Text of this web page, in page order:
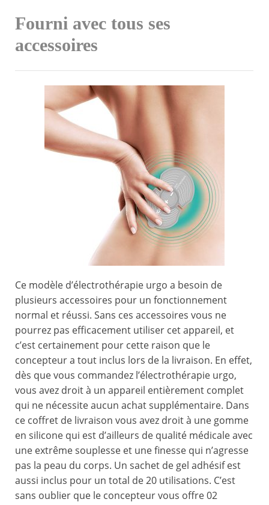
Fourni avec tous ses
accessoires
Ce modèle d’électrothérapie urgo a besoin de
plusieurs accessoires pour un fonctionnement
normal et réussi. Sans ces accessoires vous ne
pourrez pas efficacement utiliser cet appareil, et
c’est certainement pour cette raison que le
concepteur a tout inclus lors de la livraison. En effet,
dès que vous commandez l’électrothérapie urgo,
vous avez droit à un appareil entièrement complet
qui ne nécessite aucun achat supplémentaire. Dans
ce coffret de livraison vous avez droit à une gomme
en silicone qui est d’ailleurs de qualité médicale avec
une extrême souplesse et une finesse qui n’agresse
pas la peau du corps. Un sachet de gel adhésif est
aussi inclus pour un total de 20 utilisations. C’est
sans oublier que le concepteur vous offre 02